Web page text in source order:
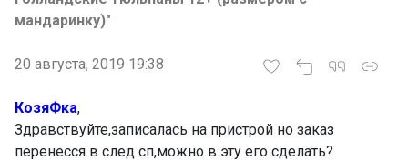
мандаринку)"
20 августа, 2019 19:38
КозяФка,
Здравствуйте,записалась на пристрой но заказ
перенесся в след сп,можно в эту его сделать?